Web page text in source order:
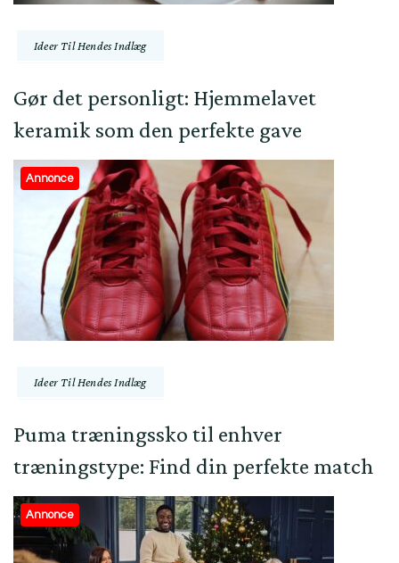
Ideer Til Hendes Indlæg
Gør det personligt: Hjemmelavet
keramik som den perfekte gave
Annonce
Ideer Til Hendes Indlæg
Puma træningssko til enhver
træningstype: Find din perfekte match
Annonce